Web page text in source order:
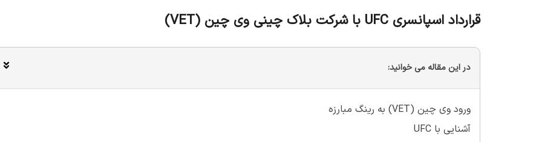
قرارداد اسپانسری UFC با شرکت بلاک چینی وی چین (VET)
در این مقاله می خوانید:
ورود وی چین (VET) به رینگ مبارزه
آشنایی با UFC